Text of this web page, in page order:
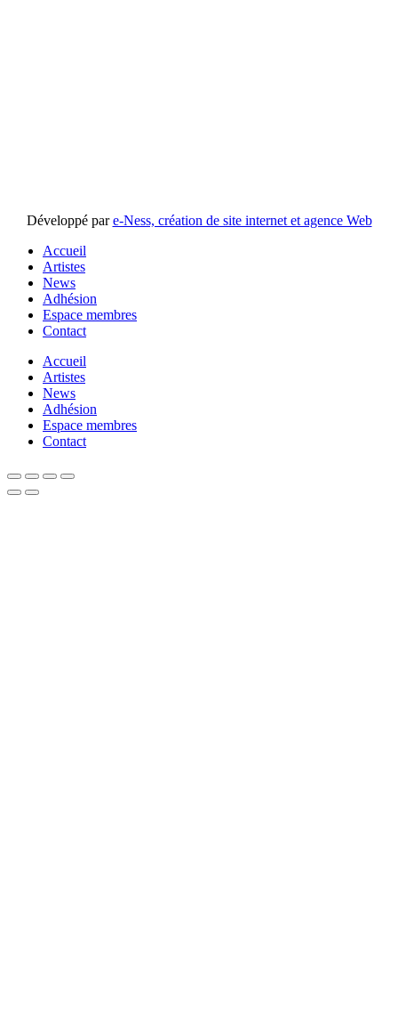
Développé pare-Ness, création de site internet et agence Web
Accueil
Artistes
News
Adhésion
Espace membres
Contact
Accueil
Artistes
News
Adhésion
Espace membres
Contact